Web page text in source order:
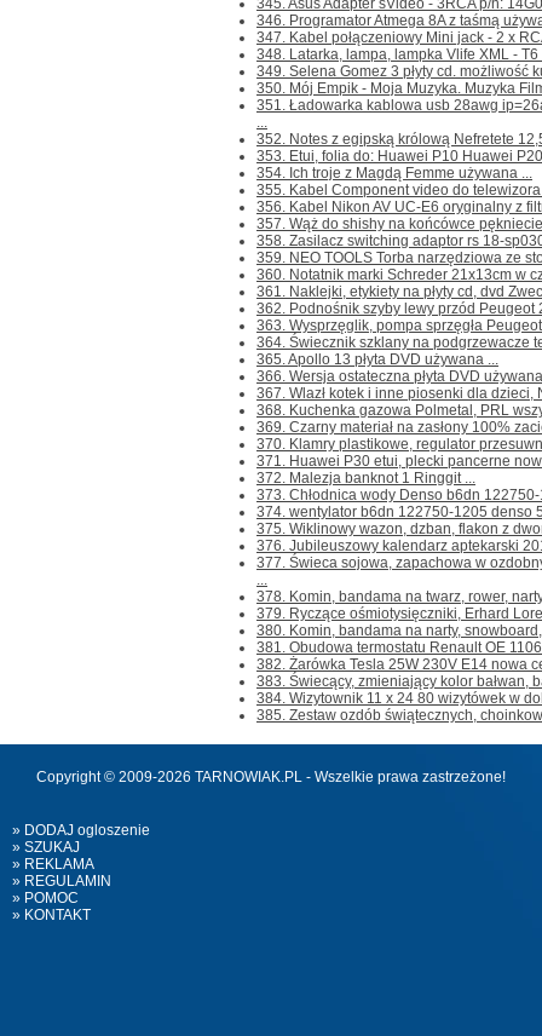
345. Asus Adapter sVideo - 3RCA p/n:
346. Programator Atmega 8A z taśmą
347. Kabel połączeniowy Mini jack - 2 x
348. Latarka, lampa, lampka Vlife XML -
349. Selena Gomez 3 płyty cd. możliwość
350. Mój Empik - Moja Muzyka. Muzyka
351. Ładowarka kablowa usb 28awg
...
352. Notes z egipską królową Nefretete
353. Etui, folia do: Huawei P10 Huawei
354. Ich troje z Magdą Femme używana ...
355. Kabel Component video do
356. Kabel Nikon AV UC-E6 oryginalny z
357. Wąż do shishy na końcówce
358. Zasilacz switching adaptor rs 18-
359. NEO TOOLS Torba narzędziowa ze
360. Notatnik marki Schreder 21x13cm w
361. Naklejki, etykiety na płyty cd, dvd
362. Podnośnik szyby lewy przód Peugeot
363. Wysprzęglik, pompa sprzęgła
364. Świecznik szklany na podgrzewacze
365. Apollo 13 płyta DVD używana ...
366. Wersja ostateczna płyta DVD
367. Wlazł kotek i inne piosenki dla dzieci,
368. Kuchenka gazowa Polmetal, PRL
369. Czarny materiał na zasłony 100%
370. Klamry plastikowe, regulator
371. Huawei P30 etui, plecki pancerne
372. Malezja banknot 1 Ringgit ...
373. Chłodnica wody Denso b6dn
374. wentylator b6dn 122750-1205 denso
375. Wiklinowy wazon, dzban, flakon z
376. Jubileuszowy kalendarz aptekarski
377. Świeca sojowa, zapachowa w
...
378. Komin, bandama na twarz, rower,
379. Ryczące ośmiotysięczniki, Erhard
380. Komin, bandama na narty,
381. Obudowa termostatu Renault OE
382. Żarówka Tesla 25W 230V E14 nowa
383. Świecący, zmieniający kolor bałwan,
384. Wizytownik 11 x 24 80 wizytówek w
385. Zestaw ozdób świątecznych,
Copyright © 2009-2026 TARNOWIAK.PL - Wszelkie prawa zastrzeżone!
» DODAJ ogloszenie
» SZUKAJ
» REKLAMA
» REGULAMIN
» POMOC
» KONTAKT